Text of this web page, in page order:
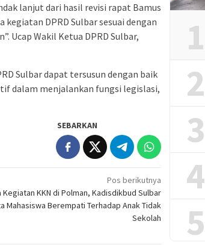
lanjut dari hasil revisi rapat Bamus
DPRD Sulbar sesuai dengan
Ucap Wakil Ketua DPRD Sulbar,
Sulbar dapat tersusun dengan baik
dalam menjalankan fungsi legislasi,
SEBARKAN
Pos berikutnya
Kegiatan KKN di Polman, Kadisdikbud Sulbar
Mahasiswa Berempati Terhadap Anak Tidak
Sekolah
1
2
3
4
5